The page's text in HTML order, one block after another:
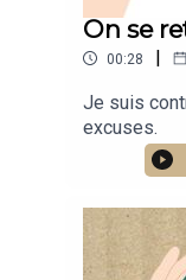
cisaillement
destructeur.
Les prévisions
de tempêtes
normales.
experts
une saison
n'exclut pas
terre. Il suffit
On se
00:28 |
Je suis
excuses.